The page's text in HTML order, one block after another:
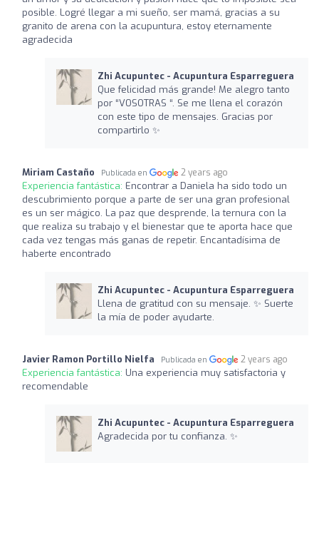
posible. Logré llegar a mi sueño, ser mamá, gracias a su
granito de arena con la acupuntura, estoy eternamente
agradecida
Zhi Acupuntec - Acupuntura Esparreguera
Que felicidad más grande! Me alegro tanto
por “VOSOTRAS “. Se me llena el corazón
con este tipo de mensajes. Gracias por
compartirlo ✨
Miriam Castaño Publicada en 2 years ago
Experiencia fantástica: Encontrar a Daniela ha sido todo un
descubrimiento porque a parte de ser una gran profesional
es un ser mágico. La paz que desprende, la ternura con la
que realiza su trabajo y el bienestar que te aporta hace que
cada vez tengas más ganas de repetir. Encantadísima de
haberte encontrado
Zhi Acupuntec - Acupuntura Esparreguera
Llena de gratitud con su mensaje. ✨ Suerte
la mía de poder ayudarte.
Javier Ramon Portillo Nielfa Publicada en 2 years ago
Experiencia fantástica: Una experiencia muy satisfactoria y
recomendable
Zhi Acupuntec - Acupuntura Esparreguera
Agradecida por tu confianza. ✨